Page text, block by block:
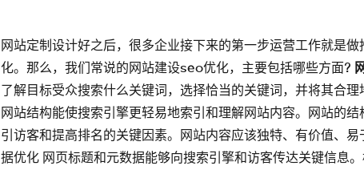
网站定制设计好之后，很多企业接下来的第一步运营工作就是
化。那么，我们常说的网站建设seo优化，主要包括哪些方面?
了解目标受众搜索什么关键词，选择恰当的关键词，并将其合
网站结构能使搜索引擎更轻易地索引和理解网站内容。网站的
引访客和提高排名的关键因素。网站内容应该独特、有价值、
据优化 网页标题和元数据能够向搜索引擎和访客传达关键信息